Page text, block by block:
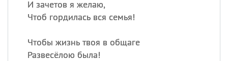
И зачетов я желаю,
Чтоб гордилась вся семья!
Чтобы жизнь твоя в общаге
Развесёлою была!